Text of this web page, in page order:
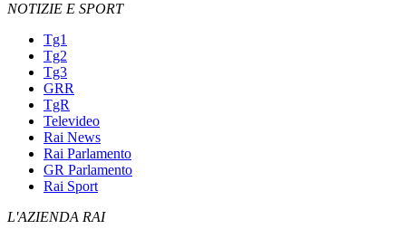
NOTIZIE E SPORT
Tg1
Tg2
Tg3
GRR
TgR
Televideo
Rai News
Rai Parlamento
GR Parlamento
Rai Sport
L'AZIENDA RAI